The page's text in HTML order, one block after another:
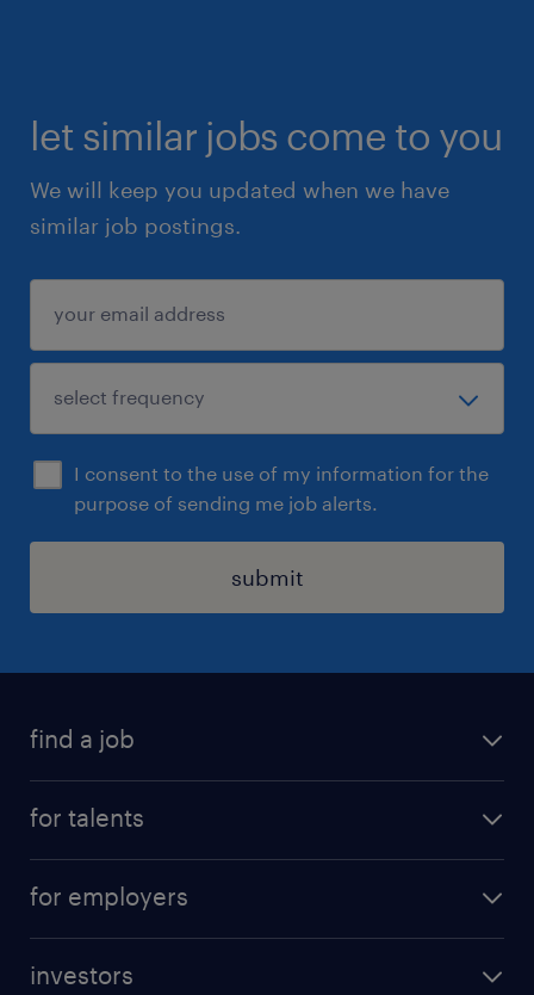
let similar jobs come to you
We will keep you updated when we have
similar job postings.
I consent to the use of my information for the
purpose of sending me job alerts.
submit
find a job
for talents
professional career
for employers
investors